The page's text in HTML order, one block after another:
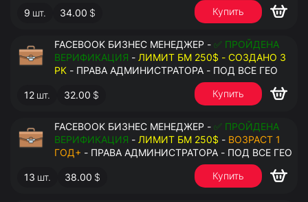
9 шт. 34.00 $ Купить
FACEBOOK БИЗНЕС МЕНЕДЖЕР - ✅ ПРОЙДЕНА
ВЕРИФИКАЦИЯ - ЛИМИТ БМ 250$ - СОЗДАНО 3
РК - ПРАВА АДМИНИСТРАТОРА - ПОД ВСЕ ГЕО
12 шт. 32.00 $ Купить
FACEBOOK БИЗНЕС МЕНЕДЖЕР - ✅ ПРОЙДЕНА
ВЕРИФИКАЦИЯ - ЛИМИТ БМ 250$ - ВОЗРАСТ 1
ГОД+ - ПРАВА АДМИНИСТРАТОРА - ПОД ВСЕ ГЕО
13 шт. 38.00 $ Купить